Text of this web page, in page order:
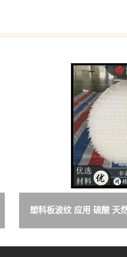
塑料板波纹 应用 硫酸 天